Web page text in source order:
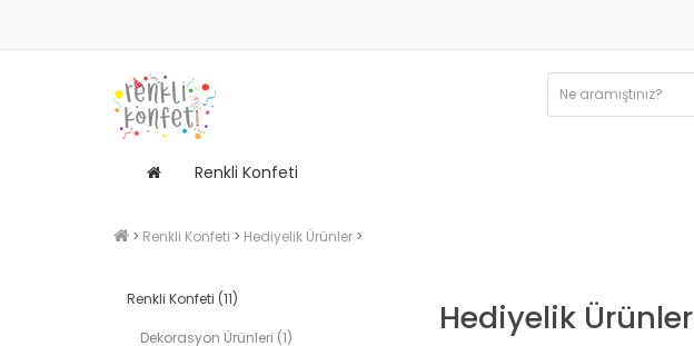
Renkli Konfeti
Renkli Konfeti Hediyelik Ürünler
Renkli Konfeti (11)
Dekorasyon Ürünleri (1) Hediyelik Ürünler